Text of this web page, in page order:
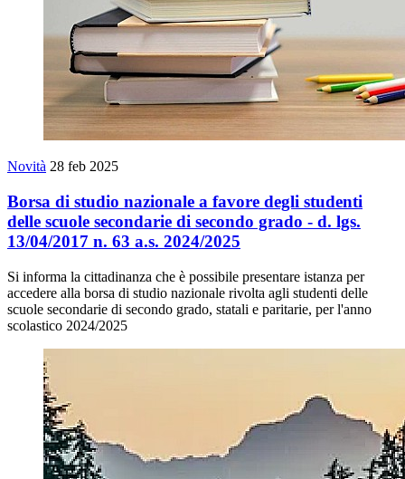
Novità 28 feb 2025
Borsa di studio nazionale a favore degli studenti
delle scuole secondarie di secondo grado - d. lgs.
13/04/2017 n. 63 a.s. 2024/2025
Si informa la cittadinanza che è possibile presentare istanza per
accedere alla borsa di studio nazionale rivolta agli studenti delle
scuole secondarie di secondo grado, statali e paritarie, per l'anno
scolastico 2024/2025